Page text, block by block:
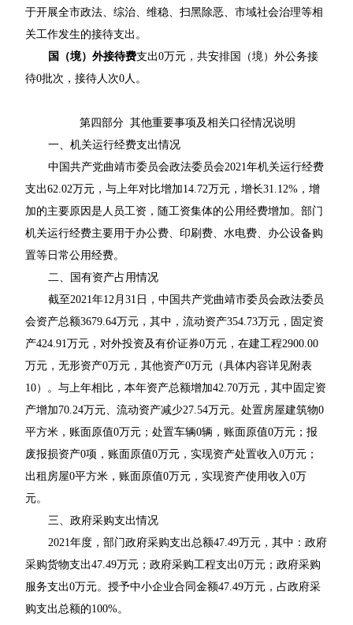
于开展全市政法、综治、维稳、扫黑除恶、市域社会治理等相
关工作发生的接待支出。
国（境）外接待费支出0万元，共安排国（境）外公务接
待0批次，接待人次0人。
第四部分 其他重要事项及相关口径情况说明
一、机关运行经费支出情况
中国共产党曲靖市委员会政法委员会2021年机关运行经费
支出62.02万元，与上年对比增加14.72万元，增长31.12%，增
加的主要原因是人员工资，随工资集体的公用经费增加。部门
机关运行经费主要用于办公费、印刷费、水电费、办公设备购
置等日常公用经费。
二、国有资产占用情况
截至2021年12月31日，中国共产党曲靖市委员会政法委员
会资产总额3679.64万元，其中，流动资产354.73万元，固定资
产424.91万元，对外投资及有价证券0万元，在建工程2900.00
万元，无形资产0万元，其他资产0万元（具体内容详见附表
10）。与上年相比，本年资产总额增加42.70万元，其中固定资
产增加70.24万元、流动资产减少27.54万元。处置房屋建筑物0
平方米，账面原值0万元；处置车辆0辆，账面原值0万元；报
废报损资产0项，账面原值0万元，实现资产处置收入0万元；
出租房屋0平方米，账面原值0万元，实现资产使用收入0万
元。
三、政府采购支出情况
2021年度，部门政府采购支出总额47.49万元，其中：政府
采购货物支出47.49万元；政府采购工程支出0万元；政府采购
服务支出0万元。授予中小企业合同金额47.49万元，占政府采
购支出总额的100%。